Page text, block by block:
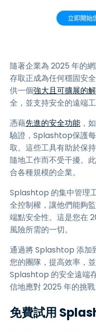
隨著企業為 2025 年的
存取正成為任何穩固安
供一個強大且可擴展的
全，並支持安全的遠端工
憑藉先進的安全功能 ，
驗證，Splashtop保護
取。這些工具有助於保
隨地工作而不受干擾。
合各種規模的企業。
Splashtop 的集中管理
全控制權，讓他們能夠
端點安全性。這是您在
風險所需的一切。
通過將 Splashtop 添加
您的團隊，提高效率，
Splashtop 的安全遠端
信地應對 2025 年的挑戰
免費試用